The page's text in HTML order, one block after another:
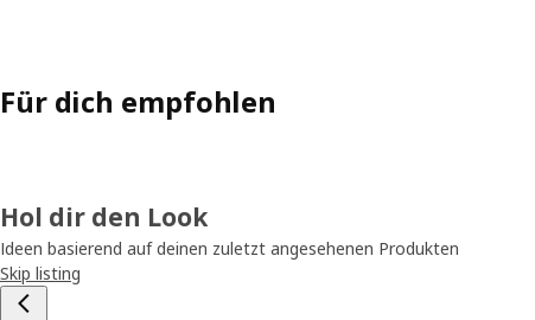
Für dich empfohlen
Hol dir den Look
Ideen basierend auf deinen zuletzt angesehenen Produkten
Skip listing